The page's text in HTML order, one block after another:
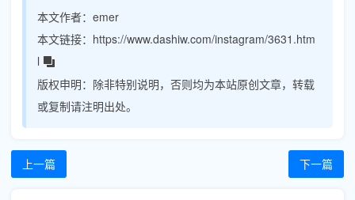
本文作者： emer
本文链接： https://www.dashiw.com/instagram/3631.htm
l
版权申明： 除非特别说明，否则均为本站原创文章，转载
或复制请注明出处。
上一篇 下一篇